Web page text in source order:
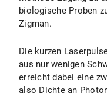
biologische Proben
Zigman.
Die kurzen
aus nur wenigen
erreicht dabei eine
also Dichte an